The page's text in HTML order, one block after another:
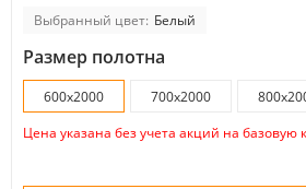
Выбранный цвет: Белый
Размер полотна
600х2000 700х2000
Цена указана без учета акций на базовую